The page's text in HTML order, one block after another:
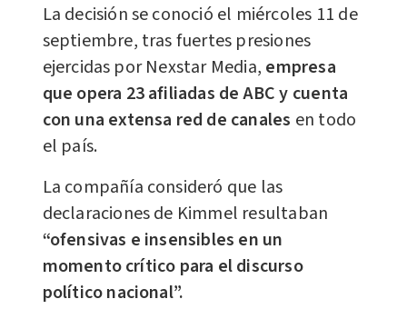
La decisión se conoció el miércoles 11 de
septiembre, tras fuertes presiones
ejercidas por Nexstar Media, empresa
que opera 23 afiliadas de ABC y cuenta
con una extensa red de canales en todo
el país.
La compañía consideró que las
declaraciones de Kimmel resultaban
“ofensivas e insensibles en un
momento crítico para el discurso
político nacional”.